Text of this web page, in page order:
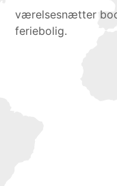
værelsesnætter
feriebolig.